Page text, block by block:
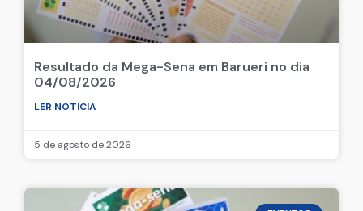
Resultado da Mega-Sena em Barueri no dia
04/08/2026
LER NOTICIA
5 de agosto de 2026